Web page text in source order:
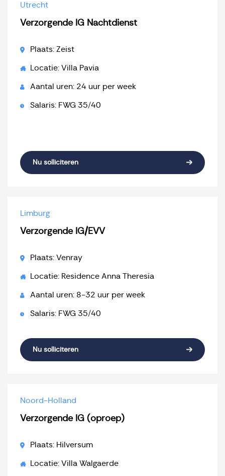
Utrecht
Verzorgende IG Nachtdienst
Plaats: Zeist
Locatie: Villa Pavia
Aantal uren: 24 uur per week
Salaris: FWG 35/40
Nu solliciteren
Limburg
Verzorgende IG/EVV
Plaats: Venray
Locatie: Residence Anna Theresia
Aantal uren: 8-32 uur per week
Salaris: FWG 35/40
Nu solliciteren
Noord-Holland
Verzorgende IG (oproep)
Plaats: Hilversum
Locatie: Villa Walgaerde